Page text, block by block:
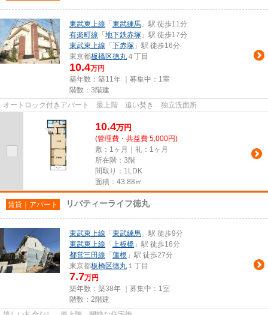
東武東上線 「 東武練馬 」駅 徒歩11分
有楽町線 「 地下鉄赤塚 」駅 徒歩17分
東武東上線 「 下赤塚 」駅 徒歩16分
東京都板橋区徳丸 ４丁目
10.4万円
築年数：築11年 ｜募集中： 1室
階数：3階建
オートロック付きアパート 最上階 追い焚き 独立洗面所
10.4万円
(管理費・共益費 5,000円)
敷：1ヶ月｜礼：1ヶ月
所在階：3階
間取り：1LDK
面積：43.88㎡
賃貸｜アパート リバティーライフ徳丸
東武東上線 「 東武練馬 」駅 徒歩9分
東武東上線 「 上板橋 」駅 徒歩16分
都営三田線 「 蓮根 」駅 徒歩27分
東京都板橋区徳丸 １丁目
7.7万円
築年数：築38年 ｜募集中： 1室
階数：2階建